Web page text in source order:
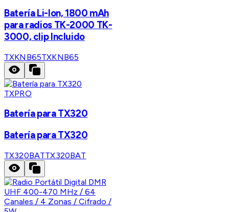
Batería Li-Ion, 1800 mAh
para radios TK-2000 TK-
3000, clip Incluido
TXKNB65TXKNB65
TXPRO
Batería para TX320
Batería para TX320
TX320BATTX320BAT